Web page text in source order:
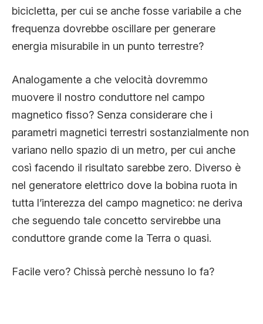
bicicletta, per cui se anche fosse variabile a che
frequenza dovrebbe oscillare per generare
energia misurabile in un punto terrestre?
Analogamente a che velocità dovremmo
muovere il nostro conduttore nel campo
magnetico fisso? Senza considerare che i
parametri magnetici terrestri sostanzialmente non
variano nello spazio di un metro, per cui anche
così facendo il risultato sarebbe zero. Diverso è
nel generatore elettrico dove la bobina ruota in
tutta l’interezza del campo magnetico: ne deriva
che seguendo tale concetto servirebbe una
conduttore grande come la Terra o quasi.
Facile vero? Chissà perchè nessuno lo fa?